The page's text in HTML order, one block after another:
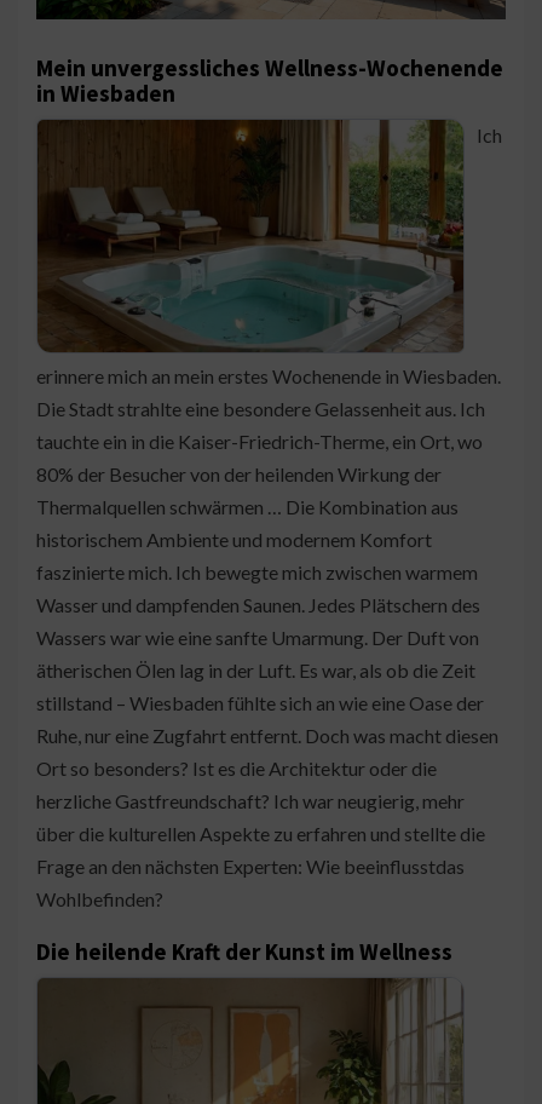
Mein unvergessliches Wellness-Wochenende
in Wiesbaden
Ich
erinnere mich an mein erstes Wochenende in Wiesbaden.
Die Stadt strahlte eine besondere Gelassenheit aus. Ich
tauchte ein in die Kaiser-Friedrich-Therme, ein Ort, wo
80% der Besucher von der heilenden Wirkung der
Thermalquellen schwärmen … Die Kombination aus
historischem Ambiente und modernem Komfort
faszinierte mich. Ich bewegte mich zwischen warmem
Wasser und dampfenden Saunen. Jedes Plätschern des
Wassers war wie eine sanfte Umarmung. Der Duft von
ätherischen Ölen lag in der Luft. Es war, als ob die Zeit
stillstand – Wiesbaden fühlte sich an wie eine Oase der
Ruhe, nur eine Zugfahrt entfernt. Doch was macht diesen
Ort so besonders? Ist es die Architektur oder die
herzliche Gastfreundschaft? Ich war neugierig, mehr
über die kulturellen Aspekte zu erfahren und stellte die
Frage an den nächsten Experten: Wie beeinflusstdas
Wohlbefinden?
Die heilende Kraft der Kunst im Wellness